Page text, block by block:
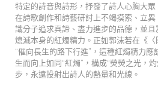
特定的詩音與詩形，抒發了詩人心胸大
在詩歌創作和詩藝研討上不竭摸索、立
識分子追求真諦、盡力進步的品德，並
熄滅本身的紅燭精力。正如郭沫若在《
“催向長生的路下行進”，這種紅燭精力應
生而向上如同“紅燭”，構成“熒熒之光，
步，永遠投射出詩人的熱量和光線。